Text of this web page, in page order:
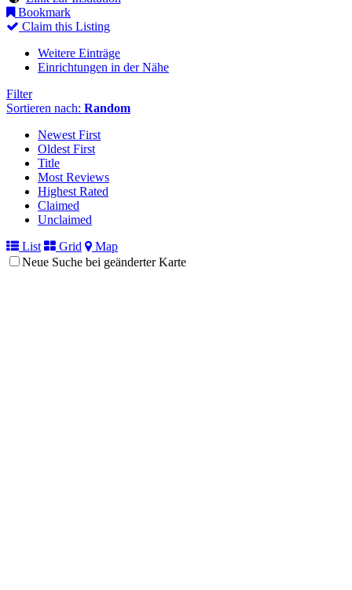
Bookmark
Claim this Listing
Weitere Einträge
Einrichtungen in der Nähe
Filter
Sortieren nach: Random
Newest First
Oldest First
Title
Most Reviews
Highest Rated
Claimed
Unclaimed
List
Grid
Map
Neue Suche bei geänderter Karte